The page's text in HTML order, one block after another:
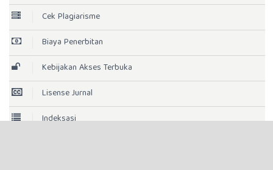
Cek Plagiarisme
Biaya Penerbitan
Kebijakan Akses Terbuka
Lisense Jurnal
Indeksasi